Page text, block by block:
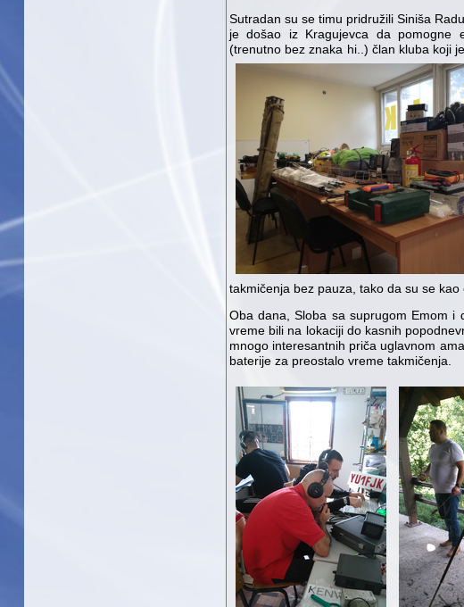
Sutradan su se timu pridružili Siniša
je došao iz Kragujevca da pomogne
(trenutno bez znaka hi..) član kluba koji
takmičenja bez pauza, tako da su se
Oba dana, Sloba sa suprugom Emom i
vreme bili na lokaciji do kasnih
mnogo interesantnih priča uglavnom
baterije za preostalo vreme takmičenja.